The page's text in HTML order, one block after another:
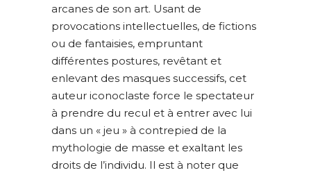
arcanes de son art. Usant de
provocations intellectuelles, de fictions
ou de fantaisies, empruntant
différentes postures, revêtant et
enlevant des masques successifs, cet
auteur iconoclaste force le spectateur
à prendre du recul et à entrer avec lui
dans un « jeu » à contrepied de la
mythologie de masse et exaltant les
droits de l’individu. Il est à noter que